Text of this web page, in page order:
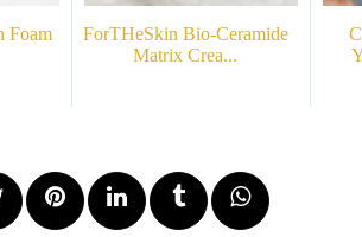
Foam
ForTHeSkin Bio-Ceramide
Matrix Crea...